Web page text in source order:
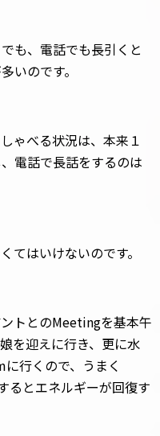
も、電話でも長引くと
いのです。
ゃべる状況は、本来１
電話で長話をするのは
てはいけないのです。
トとのMeetingを基本午
を迎えに行き、更に水
行くので、うまく
るとエネルギーが回復す